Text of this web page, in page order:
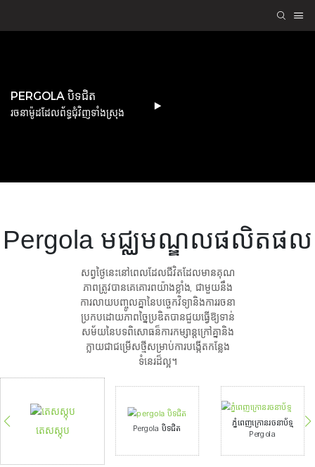
PERGOLA បិទជិត
រចនាម៉ូដដែលព័ទ្ធជុំវិញទាំងស្រុង
Pergola មជ្ឈមណ្ឌលផលិតផល
សព្វថ្ងៃនេះនៅពេលដែលជីវិតដែលមានគុណ
ភាពត្រូវបានគេគោរពយ៉ាងខ្លាំង, ជាមួយនឹង
ការលាយបញ្ចូលគ្នានៃបច្ចេកវិទ្យានិងការរចនា
ប្រកបដោយភាពច្នៃប្រឌិតបានជួយធ្វើឱ្យទាន់
សម័យនៃបទពិសោធន៏ការកម្សាន្តក្រៅគ្នានិង
ក្លាយជាជម្រើសថ្មីសម្រាប់ការបង្កើតកន្លែង
ទំនេរដ៏ល្អ។
តេសស្កុប Pergola បិទជិត
ភ្នំពេញក្រោនរចនាប័ទ្ម
Pergola